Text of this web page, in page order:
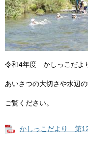
令和4年度 かしっこだよ
あいさつの大切さや水辺
ご覧ください。
かしっこだより 第